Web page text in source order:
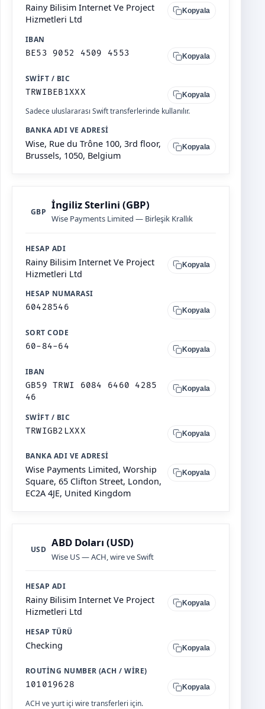
Rainy Bilisim Internet Ve Project
Hizmetleri Ltd
Kopyala
IBAN
BE53 9052 4509 4553
Kopyala
SWIFT / BIC
TRWIBEB1XXX
Kopyala
Sadece uluslararası Swift transferlerinde kullanılır.
BANKA ADI VE ADRESI
Wise, Rue du Trône 100, 3rd floor,
Brussels, 1050, Belgium
Kopyala
GBP İngiliz Sterlini (GBP)
Wise Payments Limited — Birleşik Krallık
HESAP ADI
Rainy Bilisim Internet Ve Project
Hizmetleri Ltd
Kopyala
HESAP NUMARASI
60428546
Kopyala
SORT CODE
60-84-64
Kopyala
IBAN
GB59 TRWI 6084 6460 4285
46
Kopyala
SWIFT / BIC
TRWIGB2LXXX
Kopyala
BANKA ADI VE ADRESI
Wise Payments Limited, Worship
Square, 65 Clifton Street, London,
EC2A 4JE, United Kingdom
Kopyala
USD ABD Doları (USD)
Wise US — ACH, wire ve Swift
HESAP ADI
Rainy Bilisim Internet Ve Project
Hizmetleri Ltd
Kopyala
HESAP TÜRÜ
Checking Kopyala
ROUTING NUMBER (ACH / WIRE)
101019628
Kopyala
ACH ve yurt içi wire transferleri için.